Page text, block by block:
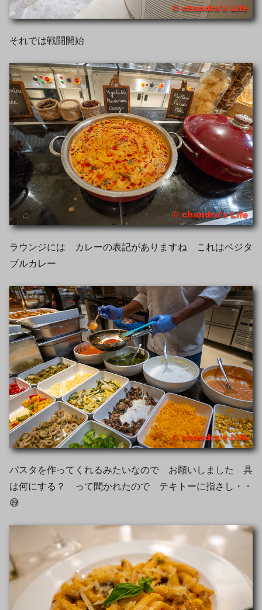
それでは戦闘開始
ラウンジには カレーの表記がありますね これはベジタ
ブルカレー
パスタを作ってくれるみたいなので お願いしました 具
は何にする？ って聞かれたので テキトーに指さし・・
😅